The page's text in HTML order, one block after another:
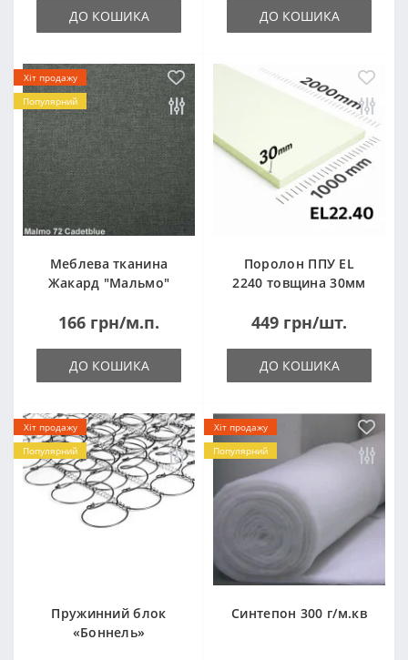
ДО КОШИКА ДО КОШИКА
Хіт продажу
Популярний
Меблева тканина
Жакард "Мальмо"
166 грн/м.п.
ДО КОШИКА
Поролон ППУ EL
2240 товщина 30мм
(1000x2000мм)
449 грн/шт.
ДО КОШИКА
Хіт продажу
Популярний
Пружинний блок
«Боннель»
Хіт продажу
Популярний
Синтепон 300 г/м.кв